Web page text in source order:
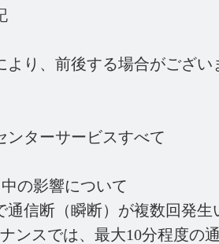
り、前後する場合がござい
ターサービスすべて
の影響について
通信断（瞬断）が複数回発
ンスでは、最大10分程度の